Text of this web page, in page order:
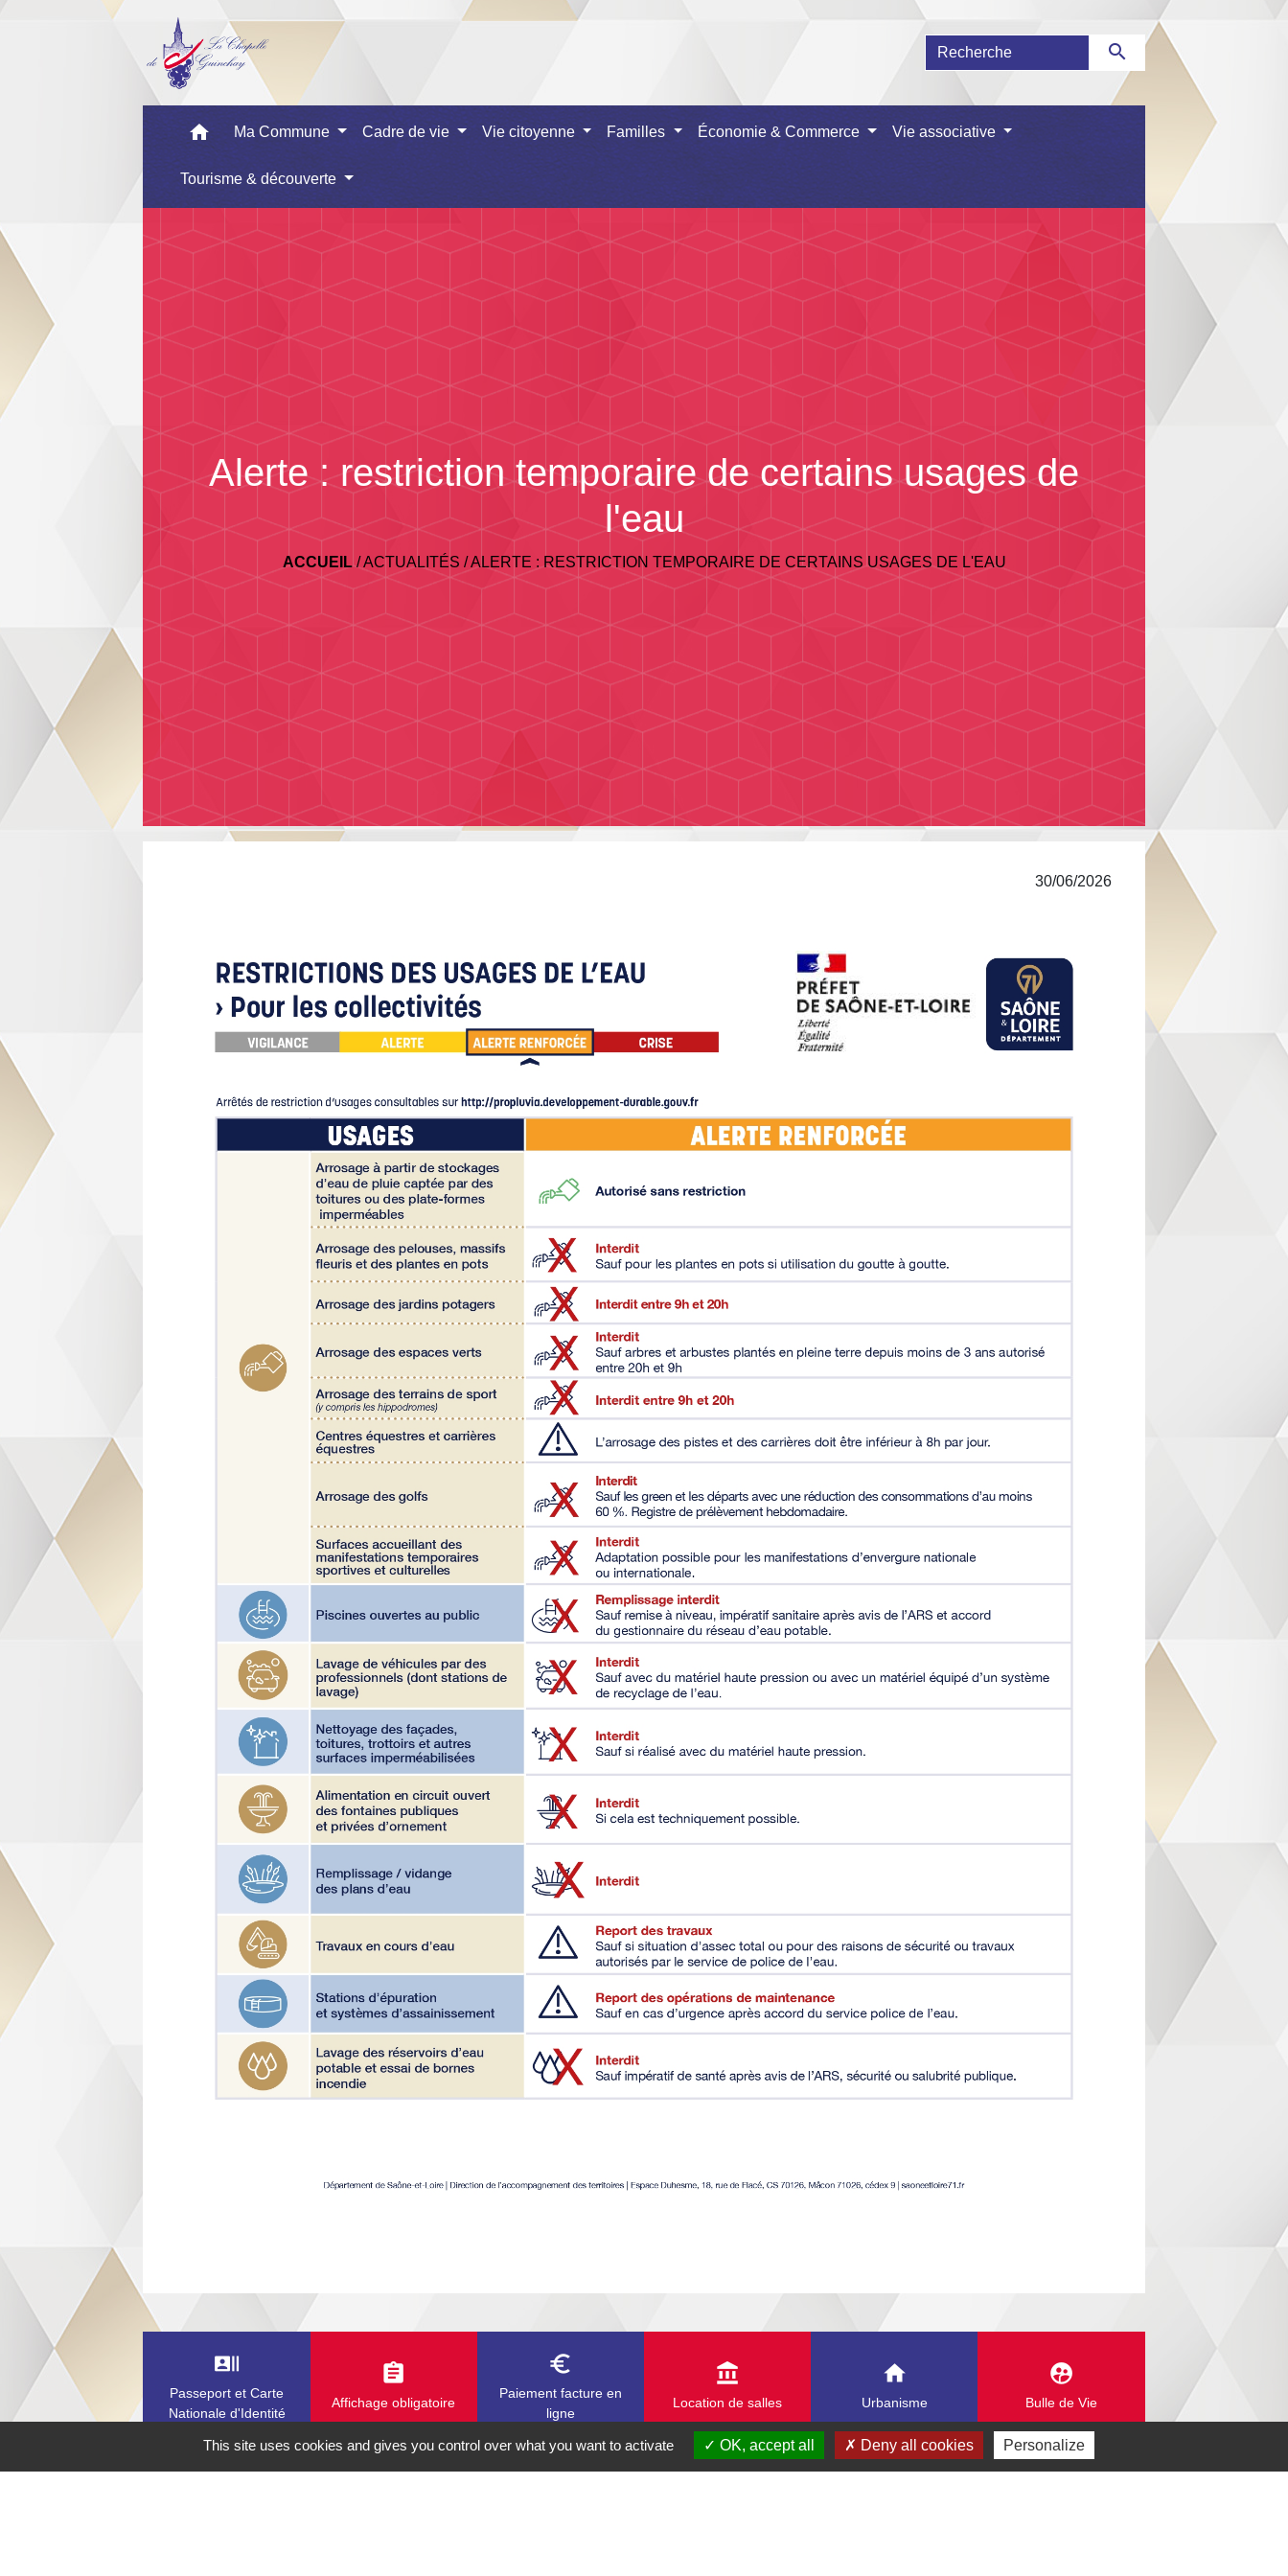
search
home Ma Commune Cadre de vie Vie citoyenne Familles Économie & Commerce Vie associative
Tourisme & découverte
Alerte : restriction temporaire de certains usages de
l'eau
ACCUEIL/ACTUALITÉS /ALERTE : RESTRICTION TEMPORAIRE DE CERTAINS USAGES DE L'EAU
30/06/2026
recent_actors
Passeport et Carte
Nationale d'Identité
assignment
Affichage obligatoire
euro_symbol
Paiement facture en
ligne
account_balance
Location de salles
home
Urbanisme
supervised_user_circle
Bulle de Vie
This site uses cookies and gives you control over what you want to activate OK, accept all Deny all cookies Personalize